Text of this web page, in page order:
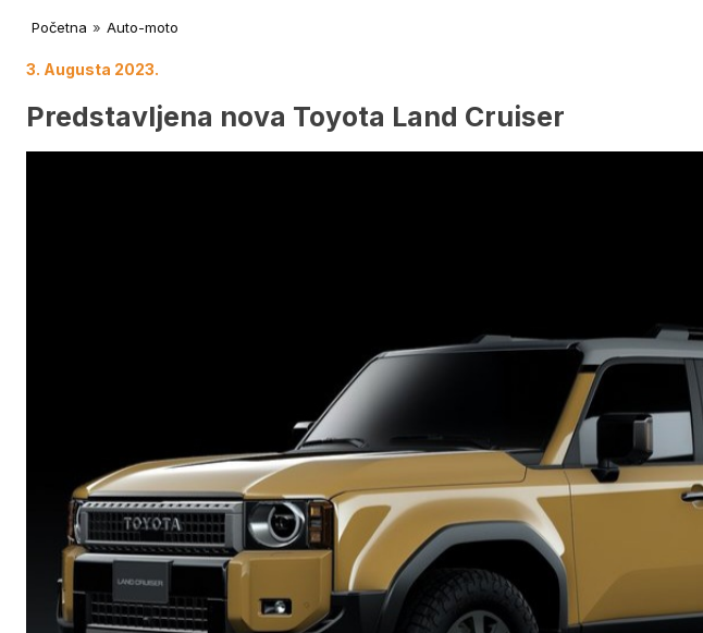
Početna » Auto-moto
3. Augusta 2023.
Predstavljena nova Toyota Land Cruiser